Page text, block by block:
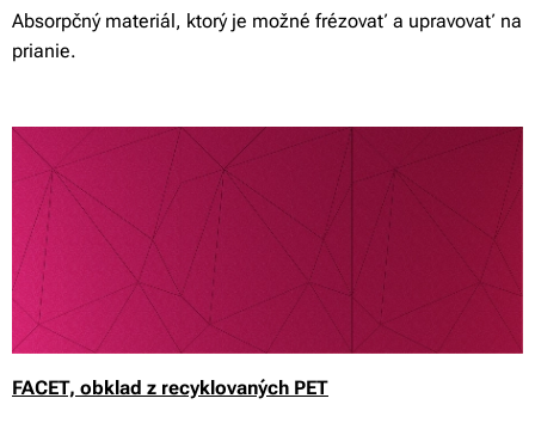
Absorpčný materiál, ktorý je možné frézovať a upravovať na
prianie.
FACET, obklad z recyklovaných PET